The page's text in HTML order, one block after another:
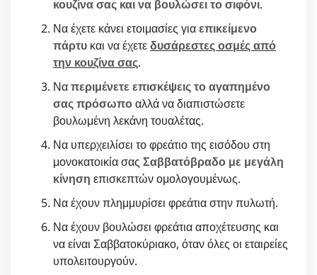
κουζίνα σας και να βουλώσει το σιφόνι.
Να έχετε κάνει ετοιμασίες γιαεπικείμενο
πάρτυ και να έχετεδυσάρεστες οσμές από
την κουζίνα σας.
Ναπεριμένετε επισκέψεις το αγαπημένο
σας πρόσωποαλλά να διαπιστώσετε
βουλωμένη λεκάνη τουαλέτας.
Να υπερχειλίσει το φρεάτιο της εισόδου στη
μονοκατοικία σας Σαββατόβραδο με μεγάλη
κίνηση επισκεπτών ομολογουμένως.
Να έχουν πλημμυρίσει φρεάτια στην πυλωτή.
Να έχουν βουλώσει φρεάτια αποχέτευσης και
να είναι Σαββατοκύριακο, όταν όλες οι εταιρείες
υπολειτουργούν.